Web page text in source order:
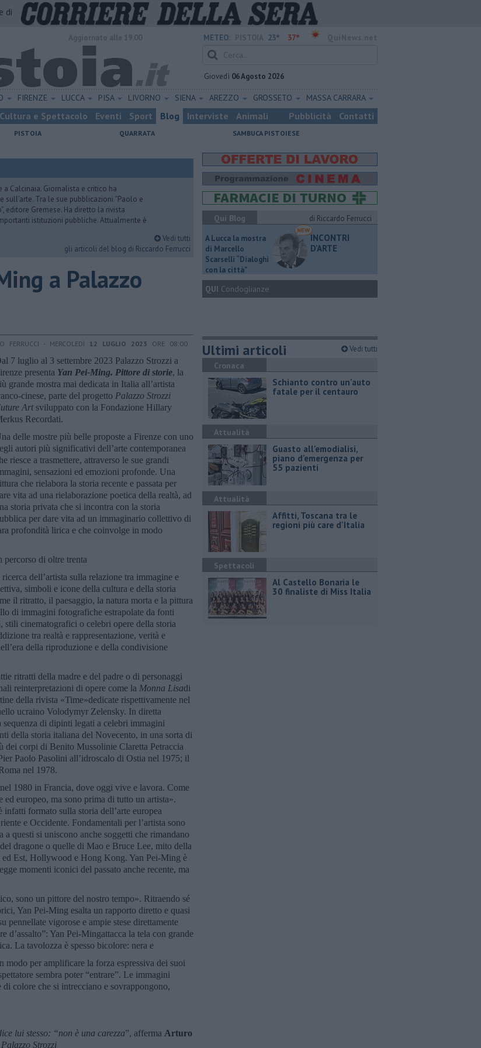
di
METEO: 23° 37°
Giovedì 06 Agosto 2026
FIRENZE LUCCA PISA LIVORNO SIENA AREZZO GROSSETO MASSA CARRARA
Cultura e Spettacolo Eventi Sport Blog Interviste Animali Pubblicità Contatti
PISTOIA QUARRATA SAMBUCA PISTOIESE
a Calcinaia. Giornalista e critico ha
Tra le sue pubblicazioni “Paolo e
editore Gremese. Ha diretto la rivista
istituzioni pubbliche. Attualmente è
Vedi tutti
gli articoli del blog di Riccardo Ferrucci
a Palazzo
FERRUCCI - MERCOLEDÌ 12 LUGLIO 2023 ORE 08:00
7 luglio al 3 settembre 2023 Palazzo Strozzi a
presenta Yan Pei-Ming. Pittore di storie, la
grande mostra mai dedicata in Italia all’artista
cinese, parte del progetto Palazzo Strozzi
Art sviluppato con la Fondazione Hillary
Recordati.
delle mostre più belle proposte a Firenze con uno
autori più significativi dell’arte contemporanea
riesce a trasmettere, attraverso le sue grandi
sensazioni ed emozioni profonde. Una
che rielabora la storia recente e passata per
vita ad una rielaborazione poetica della realtà, ad
storia privata che si incontra con la storia
per dare vita ad un immaginario collettivo di
profondità lirica e che coinvolge in modo
percorso di oltre trenta
dell’artista sulla relazione tra immagine e
simboli e icone della cultura e della storia
il ritratto, il paesaggio, la natura morta e la pittura
di immagini fotografiche estrapolate da fonti
cinematografici o celebri opere della storia
tra realtà e rappresentazione, verità e
della riproduzione e della condivisione
ritratti della madre e del padre o di personaggi
reinterpretazioni di opere come la Monna Lisadi
della rivista «Time»dedicate rispettivamente nel
ucraino Volodymyr Zelensky. In diretta
sequenza di dipinti legati a celebri immagini
della storia italiana del Novecento, in una sorta di
dei corpi di Benito Mussolinie Claretta Petraccia
Paolo Pasolini all’idroscalo di Ostia nel 1975; il
nel 1978.
1980 in Francia, dove oggi vive e lavora. Come
ed europeo, ma sono prima di tutto un artista».
formato sulla storia dell’arte europea
e Occidente. Fondamentali per l’artista sono
questi si uniscono anche soggetti che rimandano
dragone o quelle di Mao e Bruce Lee, mito della
Est, Hollywood e Hong Kong. Yan Pei-Ming è
momenti iconici del passato anche recente, ma
sono un pittore del nostro tempo». Ritraendo sé
Yan Pei-Ming esalta un rapporto diretto e quasi
pennellate vigorose e ampie stese direttamente
d’assalto”: Yan Pei-Mingattacca la tela con grande
La tavolozza è spesso bicolore: nera e
modo per amplificare la forza espressiva dei suoi
sembra poter “entrare”. Le immagini
colore che si intrecciano e sovrappongono,
lui stesso: “non è una carezza”, afferma Arturo
Strozzi
Qui Blog
di Riccardo Ferrucci
A Lucca la mostra
di Marcello
Scarselli “Dialoghi
con la città"
INCONTRI
D'ARTE
QUI Condoglianze
Ultimi articoli Vedi tutti
Cronaca
Schianto contro un'auto
fatale per il centauro
Attualità
Guasto all'emodialisi,
piano d'emergenza per
55 pazienti
Attualità
Affitti, Toscana tra le
regioni più care d'Italia
Spettacoli
Al Castello Bonaria le
30 finaliste di Miss Italia